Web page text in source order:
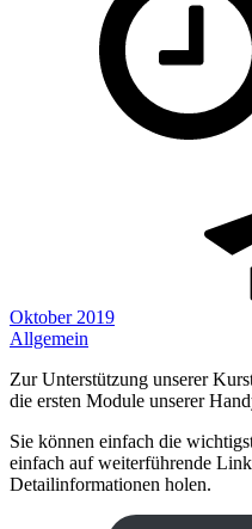
Oktober 2019
Allgemein
Zur Unterstützung unserer
die ersten Module unserer
Sie können einfach die
einfach auf weiterführende
Detailinformationen holen.